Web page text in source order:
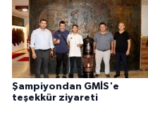
Şampiyondan GMİS'e
teşekkür ziyareti